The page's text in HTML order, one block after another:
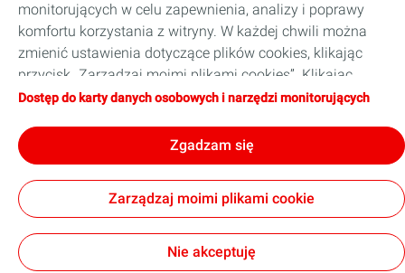
Porady i wskazówki
O TotalEnergies
Zostań naszym partnerem
Informacje prawnePolityka prywatności
Kodeks postępowania TotalEnergies
Cookies
monitorujących w celu zapewnienia, analizy i poprawy
komfortu korzystania z witryny. W każdej chwili można
zmienić ustawienia dotyczące plików cookies, klikając
przycisk „Zarządzaj moimi plikami cookies”. Klikając
przycisk „Akceptuję”, wyrażają Państwo zgodę na
kliknięcia przycisku „Odmawiam”, używane będą tylko
techniczne pliki cookies niezbędne do prawidłowego
funkcjonowania strony. Więcej informacji na ten temat
można znaleźć na stronie „Karta danych osobowych i
Dostęp do karty danych osobowych i narzędzi monitorujących
Zgadzam się
Zarządzaj moimi plikami cookie
Nie akceptuję